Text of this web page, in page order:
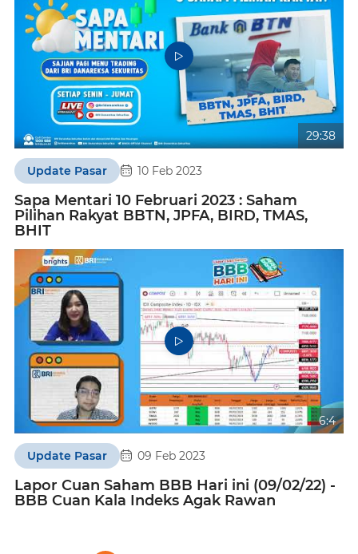
29:38
Update Pasar 10 Feb 2023
Sapa Mentari 10 Februari 2023 : Saham
Pilihan Rakyat BBTN, JPFA, BIRD, TMAS,
BHIT
6:4
Update Pasar 09 Feb 2023
Lapor Cuan Saham BBB Hari ini (09/02/22) -
BBB Cuan Kala Indeks Agak Rawan